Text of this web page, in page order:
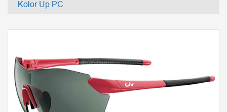
Kolor Up PC